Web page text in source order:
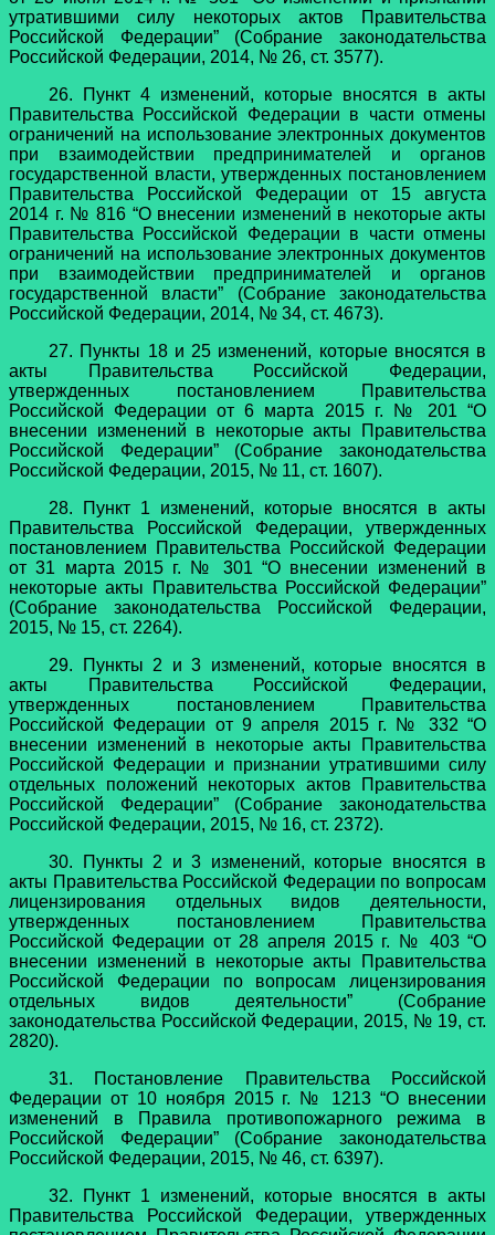
утратившими силу некоторых актов Правительства
Российской Федерации” (Собрание законодательства
Российской Федерации, 2014, № 26, ст. 3577).
26. Пункт 4 изменений, которые вносятся в акты
Правительства Российской Федерации в части отмены
ограничений на использование электронных документов
при взаимодействии предпринимателей и органов
государственной власти, утвержденных постановлением
Правительства Российской Федерации от 15 августа
2014 г. № 816 “О внесении изменений в некоторые акты
Правительства Российской Федерации в части отмены
ограничений на использование электронных документов
при взаимодействии предпринимателей и органов
государственной власти” (Собрание законодательства
Российской Федерации, 2014, № 34, ст. 4673).
27. Пункты 18 и 25 изменений, которые вносятся в
акты Правительства Российской Федерации,
утвержденных постановлением Правительства
Российской Федерации от 6 марта 2015 г. № 201 “О
внесении изменений в некоторые акты Правительства
Российской Федерации” (Собрание законодательства
Российской Федерации, 2015, № 11, ст. 1607).
28. Пункт 1 изменений, которые вносятся в акты
Правительства Российской Федерации, утвержденных
постановлением Правительства Российской Федерации
от 31 марта 2015 г. № 301 “О внесении изменений в
некоторые акты Правительства Российской Федерации”
(Собрание законодательства Российской Федерации,
2015, № 15, ст. 2264).
29. Пункты 2 и 3 изменений, которые вносятся в
акты Правительства Российской Федерации,
утвержденных постановлением Правительства
Российской Федерации от 9 апреля 2015 г. № 332 “О
внесении изменений в некоторые акты Правительства
Российской Федерации и признании утратившими силу
отдельных положений некоторых актов Правительства
Российской Федерации” (Собрание законодательства
Российской Федерации, 2015, № 16, ст. 2372).
30. Пункты 2 и 3 изменений, которые вносятся в
акты Правительства Российской Федерации по вопросам
лицензирования отдельных видов деятельности,
утвержденных постановлением Правительства
Российской Федерации от 28 апреля 2015 г. № 403 “О
внесении изменений в некоторые акты Правительства
Российской Федерации по вопросам лицензирования
отдельных видов деятельности” (Собрание
законодательства Российской Федерации, 2015, № 19, ст.
2820).
31. Постановление Правительства Российской
Федерации от 10 ноября 2015 г. № 1213 “О внесении
изменений в Правила противопожарного режима в
Российской Федерации” (Собрание законодательства
Российской Федерации, 2015, № 46, ст. 6397).
32. Пункт 1 изменений, которые вносятся в акты
Правительства Российской Федерации, утвержденных